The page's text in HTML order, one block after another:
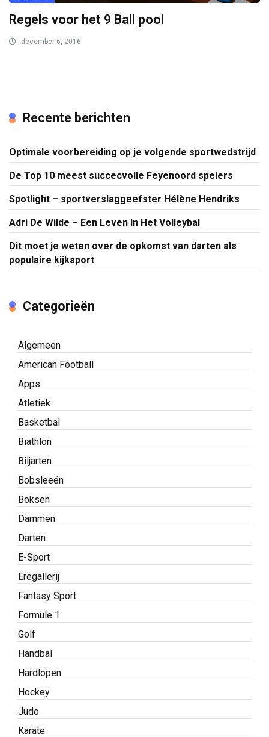
Regels voor het 9 Ball pool
december 6, 2016
Recente berichten
Optimale voorbereiding op je volgende sportwedstrijd
De Top 10 meest succecvolle Feyenoord spelers
Spotlight – sportverslaggeefster Hélène Hendriks
Adri De Wilde – Een Leven In Het Volleybal
Dit moet je weten over de opkomst van darten als
populaire kijksport
Categorieën
Algemeen
American Football
Apps
Atletiek
Basketbal
Biathlon
Biljarten
Bobsleeën
Boksen
Dammen
Darten
E-Sport
Eregallerij
Fantasy Sport
Formule 1
Golf
Handbal
Hardlopen
Hockey
Judo
Karate